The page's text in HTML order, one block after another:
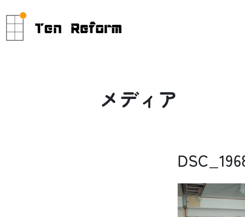
メディ ア